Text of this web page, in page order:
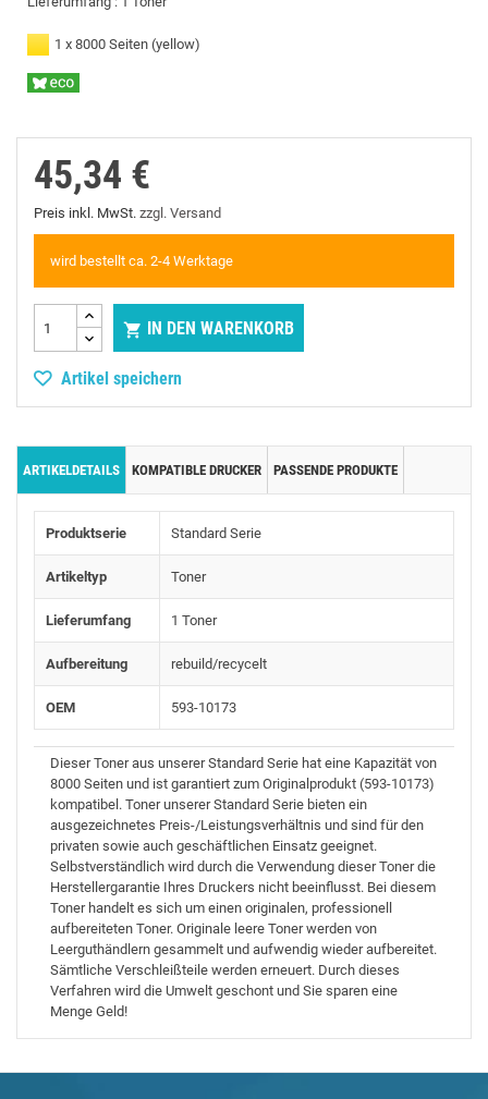
1 x 8000 Seiten (yellow)
45,34 €
Preis inkl. MwSt. zzgl. Versand
wird bestellt ca. 2-4 Werktage
 IN DEN WARENKORB
Artikel speichern
ARTIKELDETAILS KOMPATIBLE DRUCKER PASSENDE PRODUKTE
Produktserie Standard Serie
Artikeltyp Toner
Lieferumfang 1 Toner
Aufbereitung rebuild/recycelt
OEM 593-10173
Dieser Toner aus unserer Standard Serie hat eine Kapazität von
8000 Seiten und ist garantiert zum Originalprodukt (593-10173)
kompatibel. Toner unserer Standard Serie bieten ein
ausgezeichnetes Preis-/Leistungsverhältnis und sind für den
privaten sowie auch geschäftlichen Einsatz geeignet.
Selbstverständlich wird durch die Verwendung dieser Toner die
Herstellergarantie Ihres Druckers nicht beeinflusst. Bei diesem
Toner handelt es sich um einen originalen, professionell
aufbereiteten Toner. Originale leere Toner werden von
Leerguthändlern gesammelt und aufwendig wieder aufbereitet.
Sämtliche Verschleißteile werden erneuert. Durch dieses
Verfahren wird die Umwelt geschont und Sie sparen eine
Menge Geld!